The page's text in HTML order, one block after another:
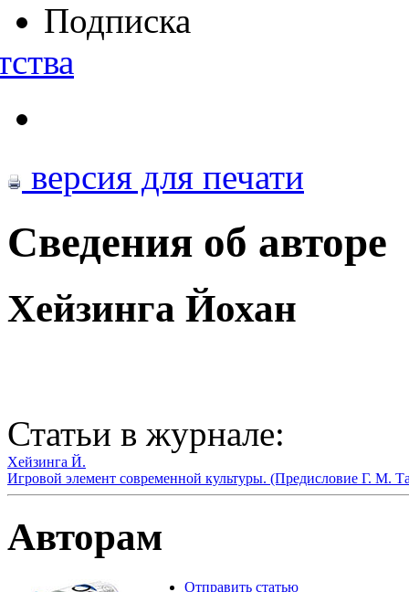
Подписка
версия для печати
Сведения об авторе
Хейзинга Йохан
Статьи в журнале:
Хейзинга Й.
Игровой элемент современной культуры. (Предисловие Г. М.
Авторам
Отправить статью